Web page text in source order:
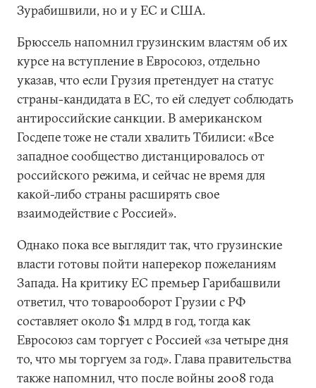
Зурабишвили, но и у ЕС и США.
Брюссель напомнил грузинским властям об их
курсе на вступление в Евросоюз, отдельно
указав, что если Грузия претендует на статус
страны-кандидата в ЕС, то ей следует соблюдать
антироссийские санкции. В американском
Госдепе тоже не стали хвалить Тбилиси: «Все
западное сообщество дистанцировалось от
российского режима, и сейчас не время для
какой-либо страны расширять свое
взаимодействие с Россией».
Однако пока все выглядит так, что грузинские
власти готовы пойти наперекор пожеланиям
Запада. На критику ЕС премьер Гарибашвили
ответил, что товарооборот Грузии с РФ
составляет около $1 млрд в год, тогда как
Евросоюз сам торгует с Россией «за четыре дня
то, что мы торгуем за год». Глава правительства
также напомнил, что после войны 2008 года